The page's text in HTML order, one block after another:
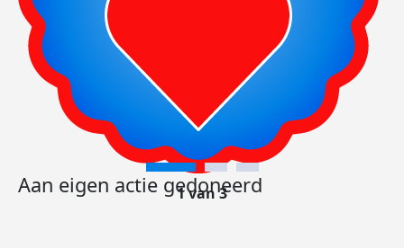
Aan eigen actie gedoneerd
1 van 3